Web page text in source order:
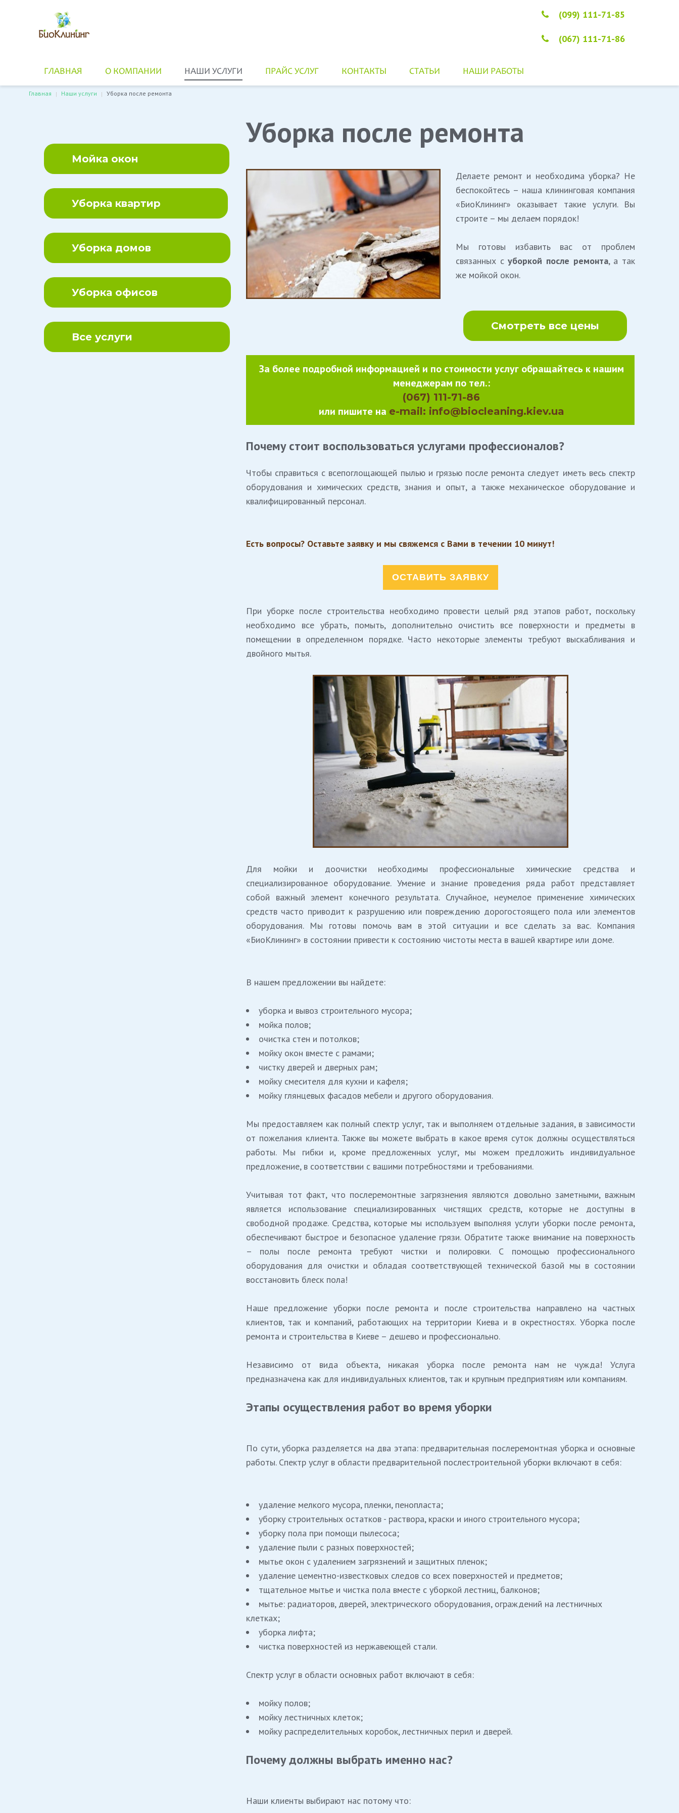
(099) 111-71-85
(067) 111-71-86
ГЛАВНАЯ О КОМПАНИИ НАШИ УСЛУГИ
Генеральная Уборка
Уборка После Ремонта
Уход За Напольными
Покрытиями
Уборка Прилегающих
Эко Уборка
ПРАЙС УСЛУГ КОНТАКТЫ СТАТЬИ НАШИ РАБОТЫ
Главная | Наши услуги | Уборка после ремонта
Мойка окон
Уборка квартир
Уборка домов
Уборка офисов
Все услуги
Уборка после ремонта
Делаете ремонт и необходима уборка? Не
беспокойтесь – наша клининговая компания
«БиоКлининг» оказывает такие услуги. Вы
строите – мы делаем порядок!
Мы готовы избавить вас от проблем
связанных суборкой после ремонта, а так
же мойкой окон.
Смотреть все цены
За более подробной информацией и по стоимости услуг обращайтесь к нашим
менеджерам по тел.:
(067) 111-71-86
или пишите на e-mail: info@biocleaning.kiev.ua
Почему стоит воспользоваться услугами профессионалов?
Чтобы справиться с всепоглощающей пылью и грязью после ремонта следует иметь весь спектр
оборудования и химических средств, знания и опыт, а также механическое оборудование и
квалифицированный персонал.
Есть вопросы? Оставьте заявку и мы свяжемся с Вами в течении 10 минут!
ОСТАВИТЬ ЗАЯВКУ
При уборке после строительства необходимо провести целый ряд этапов работ, поскольку
необходимо все убрать, помыть, дополнительно очистить все поверхности и предметы в
помещении в определенном порядке. Часто некоторые элементы требуют выскабливания и
двойного мытья.
Для мойки и доочистки необходимы профессиональные химические средства и
специализированное оборудование. Умение и знание проведения ряда работ представляет
собой важный элемент конечного результата. Случайное, неумелое применение химических
средств часто приводит к разрушению или повреждению дорогостоящего пола или элементов
оборудования. Мы готовы помочь вам в этой ситуации и все сделать за вас. Компания
«БиоКлининг» в состоянии привести к состоянию чистоты места в вашей квартире или доме.
В нашем предложении вы найдете:
уборка и вывоз строительного мусора;
мойка полов;
очистка стен и потолков;
мойку окон вместе с рамами;
чистку дверей и дверных рам;
мойку смесителя для кухни и кафеля;
мойку глянцевых фасадов мебели и другого оборудования.
Мы предоставляем как полный спектр услуг, так и выполняем отдельные задания, в зависимости
от пожелания клиента. Также вы можете выбрать в какое время суток должны осуществляться
работы. Мы гибки и, кроме предложенных услуг, мы можем предложить индивидуальное
предложение, в соответствии с вашими потребностями и требованиями.
Учитывая тот факт, что послеремонтные загрязнения являются довольно заметными, важным
является использование специализированных чистящих средств, которые не доступны в
свободной продаже. Средства, которые мы используем выполняя услуги уборки после ремонта,
обеспечивают быстрое и безопасное удаление грязи. Обратите также внимание на поверхность
– полы после ремонта требуют чистки и полировки. С помощью профессионального
оборудования для очистки и обладая соответствующей технической базой мы в состоянии
восстановить блеск пола!
Наше предложение уборки после ремонта и после строительства направлено на частных
клиентов, так и компаний, работающих на территории Киева и в окрестностях. Уборка после
ремонта и строительства в Киеве – дешево и профессионально.
Независимо от вида объекта, никакая уборка после ремонта нам не чужда! Услуга
предназначена как для индивидуальных клиентов, так и крупным предприятиям или компаниям.
Этапы осуществления работ во время уборки
По сути, уборка разделяется на два этапа: предварительная послеремонтная уборка и основные
работы. Спектр услуг в области предварительной послестроительной уборки включают в себя:
удаление мелкого мусора, пленки, пенопласта;
уборку строительных остатков - раствора, краски и иного строительного мусора;
уборку пола при помощи пылесоса;
удаление пыли с разных поверхностей;
мытье окон с удалением загрязнений и защитных пленок;
удаление цементно-известковых следов со всех поверхностей и предметов;
тщательное мытье и чистка пола вместе с уборкой лестниц, балконов;
мытье: радиаторов, дверей, электрического оборудования, ограждений на лестничных
клетках;
уборка лифта;
чистка поверхностей из нержавеющей стали.
Спектр услуг в области основных работ включают в себя:
мойку полов;
мойку лестничных клеток;
мойку распределительных коробок, лестничных перил и дверей.
Почемудолжны выбрать именно нас?
Наши клиенты выбирают нас потому что: